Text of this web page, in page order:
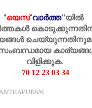
"യെസ് വാർത്ത''യിൽ
സംബന്ധമായ
വിളിക്കുക.
70 12 23 03 34